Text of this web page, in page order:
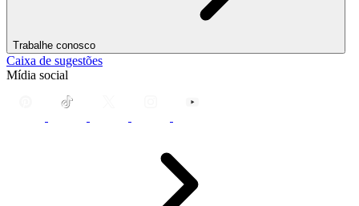
Trabalhe conosco
Caixa de sugestões
Mídia social